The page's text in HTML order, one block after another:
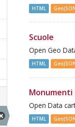
HTML
Scuole
Open Geo
HTML
Monumenti
Open Data
HTML